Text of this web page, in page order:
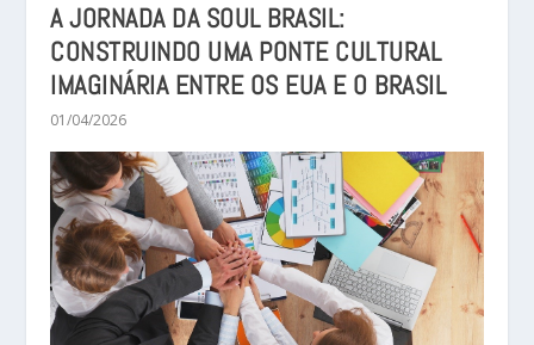
A JORNADA DA SOUL BRASIL:
CONSTRUINDO UMA PONTE CULTURAL
IMAGINÁRIA ENTRE OS EUA E O BRASIL
01/04/2026